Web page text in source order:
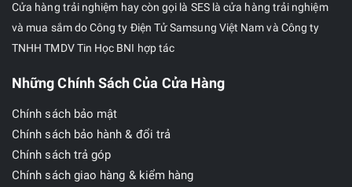
Cửa hàng trải nghiệm hay còn gọi là SES là cửa hàng trải nghiệm
và mua sắm do Công ty Điện Tử Samsung Việt Nam và Công ty
TNHH TMDV Tin Học BNI hợp tác
Những Chính Sách Của Cửa Hàng
Chính sách bảo mật
Chính sách bảo hành & đổi trả
Chính sách trả góp
Chính sách giao hàng & kiểm hàng